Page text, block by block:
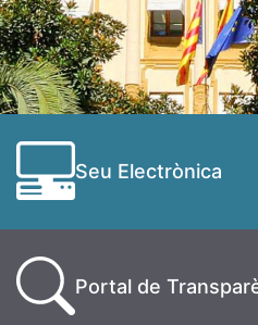
Seu Electrònica
Portal de